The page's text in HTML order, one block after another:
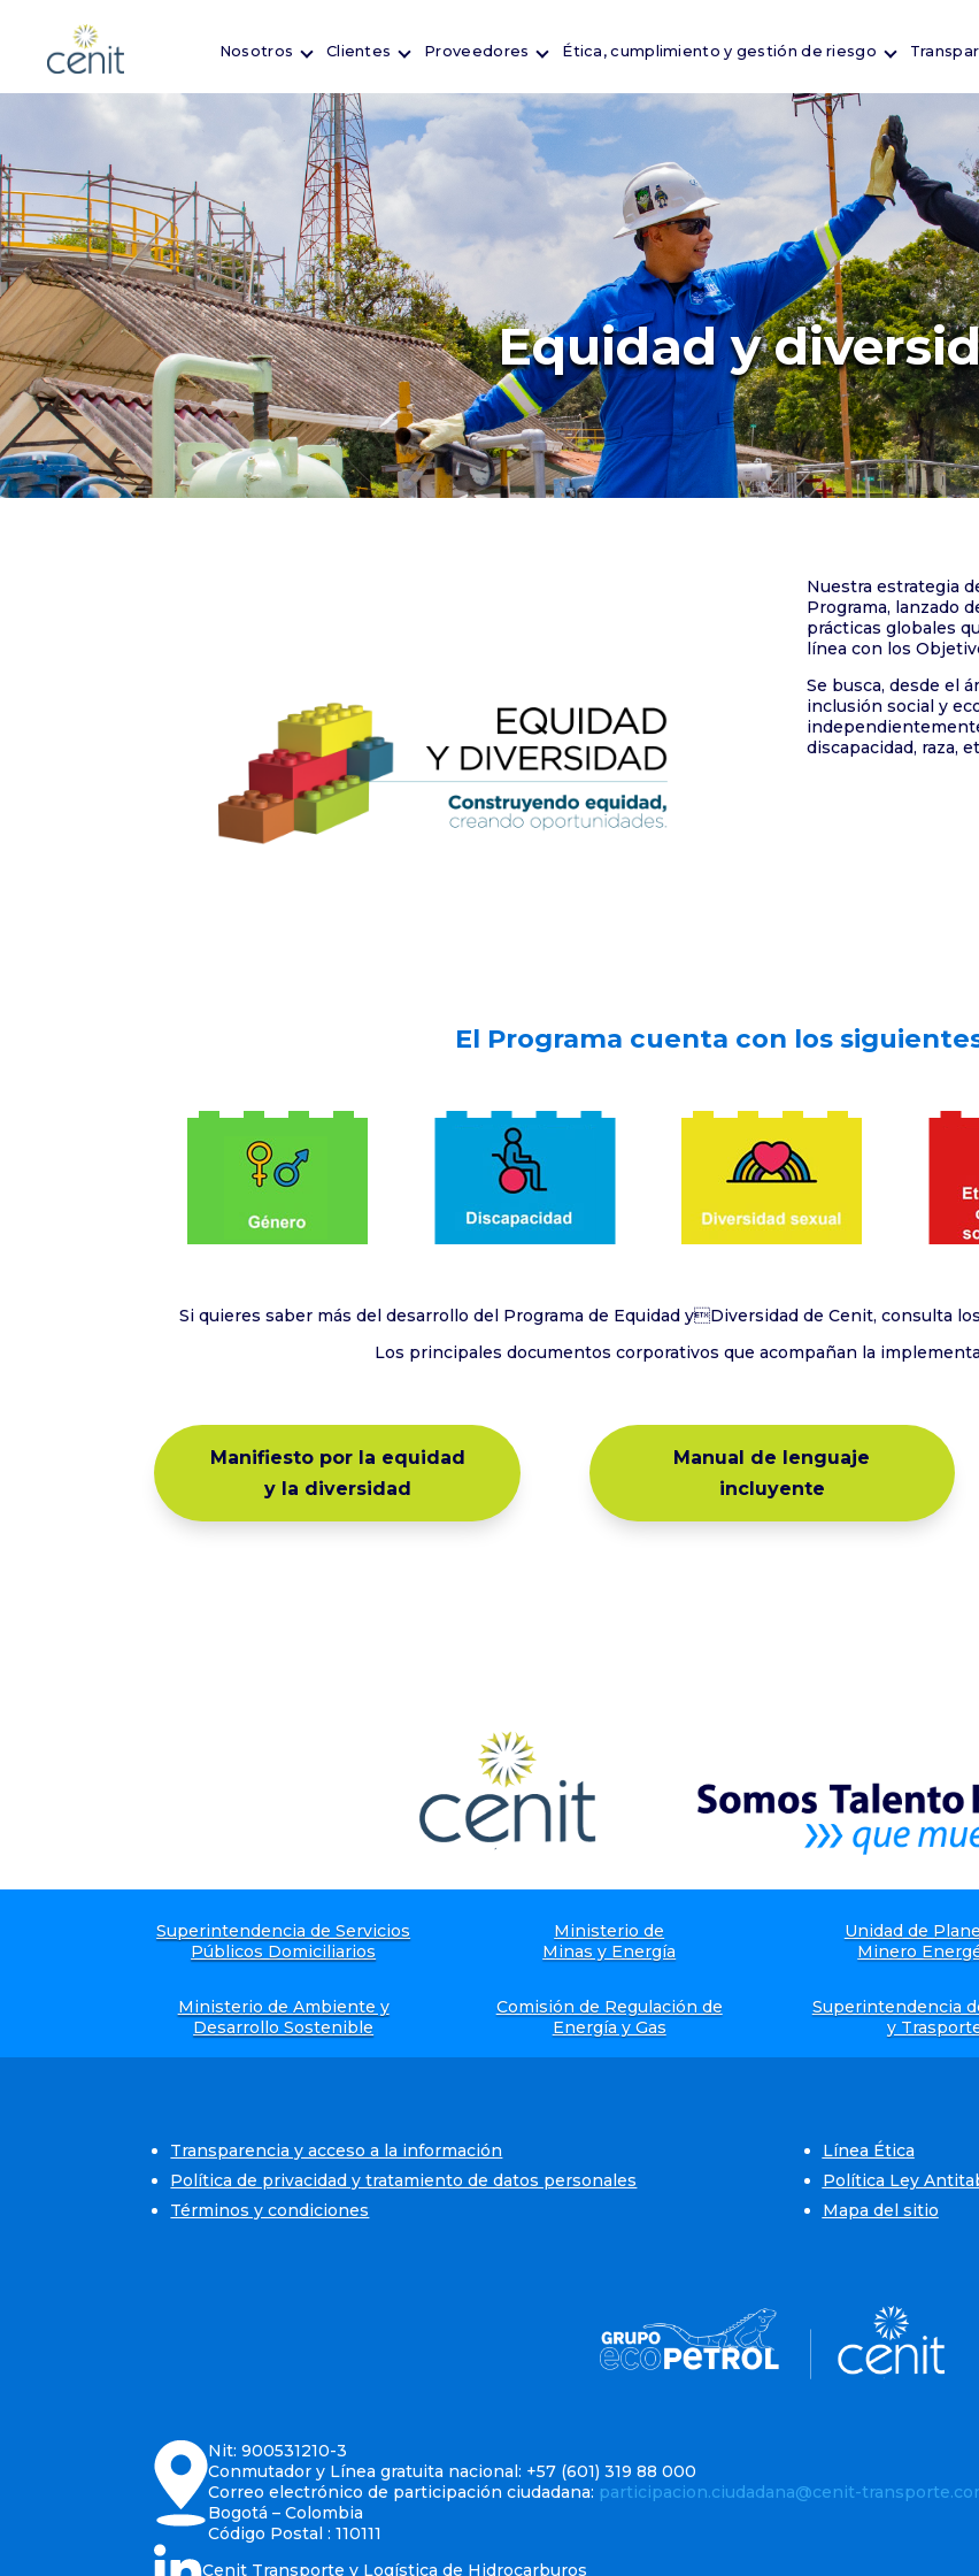
Nosotros Clientes Proveedores Ética, cumplimiento y gestión de riesgo
Equidad y
Nuestra estrategia
Programa, lanzado
prácticas globales
línea con los
Se busca, desde el
inclusión social y
discapacidad, raza,
El Programa cuenta con los
Si quieres saber más del desarrollo del Programa de Equidad yDiversidad de Cenit, consulta
Los principales documentos corporativos que acompañan la
Manifiesto por la equidad
y la diversidad
Manual de lenguaje
incluyente
Superintendencia de Servicios
Públicos Domiciliarios
Ministerio de
Minas y Energía
Unidad de
Minero
Ministerio de Ambiente y
Desarrollo Sostenible
Comisión de Regulación de
Energía y Gas
Superintendencia
y
Transparencia y acceso a la información
Política de privacidad y tratamiento de datos personales
Términos y condiciones
Línea Ética
Política Ley
Mapa del sitio
Nit: 900531210-3
Conmutador y Línea gratuita nacional: +57 (601) 319 88 000
Correo electrónico de participación ciudadana: participacion.ciudadana@cenit-
Bogotá – Colombia
Código Postal : 110111
Cenit Transporte y Logística de Hidrocarburos